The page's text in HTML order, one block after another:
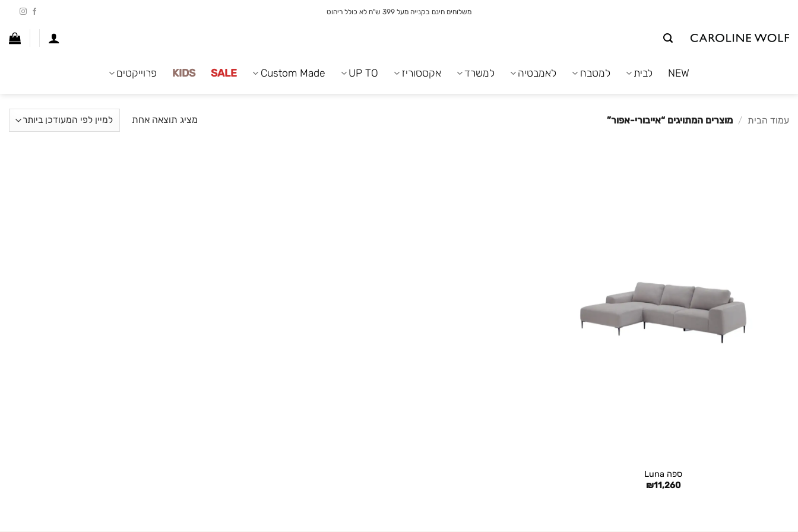
משלוחים חינם בקנייה מעל 399 ש"ח לא כולל ריהוט
NEW לבית למטבח לאמבטיה למשרד אקססוריז UP TO
Custom Made
SALE
KIDS פרוייקטים
עמוד הבית / מוצרים המתויגים “אייבורי-אפור” מציג תוצאה אחת
ספה Luna
₪11,260